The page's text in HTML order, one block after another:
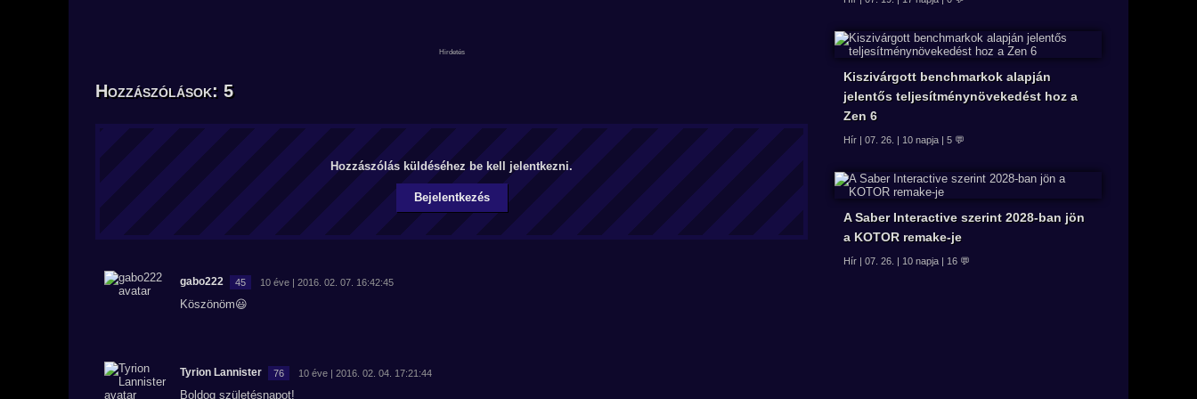
Hozzászólások: 5
Hozzászólás küldéséhez be kell jelentkezni.
Bejelentkezés
gabo222 45 10 éve | 2016. 02. 07. 16:42:45
Köszönöm😃
Tyrion Lannister 76 10 éve | 2016. 02. 04. 17:21:44
Boldog születésnapot!
Kiszivárgott benchmarkok alapján
jelentős teljesítménynövekedést hoz a
Zen 6
Hír | 07. 26. | 10 napja | 5 💬
A Saber Interactive szerint 2028-ban jön
a KOTOR remake-je
Hír | 07. 26. | 10 napja | 16 💬